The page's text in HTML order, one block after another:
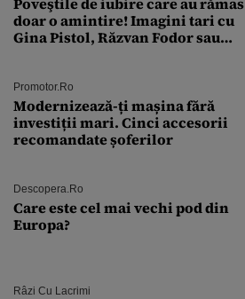
doar o amintire! Imagini tari cu
Gina Pistol, Răzvan Fodor sau
Promotor.ro
Modernizează-ți mașina fără
investiții mari. Cinci accesorii
recomandate șoferilor
Descopera.ro
Care este cel mai vechi pod din
Europa?
Râzi Cu Lacrimi